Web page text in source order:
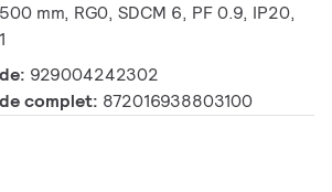
mm, RG0, SDCM 6, PF 0.9, IP20,
929004242302
complet: 872016938803100